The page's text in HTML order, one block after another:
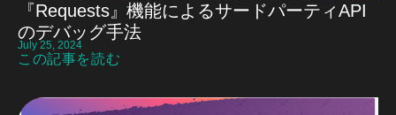
『Requests』機能によるサードパーティAPI
のデバッグ手法
July 25, 2024
この記事を読む